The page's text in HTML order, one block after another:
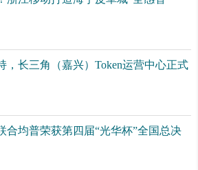
，长三角（嘉兴）Token运营中心正式
合均普荣获第四届“光华杯”全国总决